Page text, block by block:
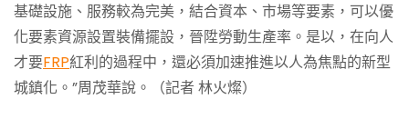
基礎設施、服務較為完美，結合資本、市場等要素，可以優
化要素資源設置裝備擺設，晉陞勞動生產率。是以，在向人
才要FRP紅利的過程中，還必須加速推進以人為焦點的新型
城鎮化。”周茂華說。（記者 林火燦）